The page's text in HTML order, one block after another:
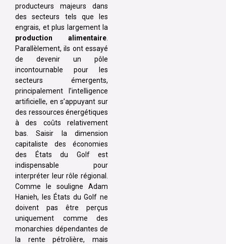
producteurs majeurs dans
des secteurs tels que les
engrais, et plus largement la
production alimentaire
Parallèlement, ils ont essayé
de devenir un pôle
incontournable pour les
secteurs émergents,
principalement l’intelligence
artificielle, en s’appuyant sur
des ressources énergétiques
à des coûts relativement
bas. Saisir la dimension
capitaliste des économies
des États du Golf est
indispensable pour
interpréter leur rôle régional.
Comme le souligne Adam
Hanieh, les États du Golf ne
doivent pas être perçus
uniquement comme des
monarchies dépendantes de
la rente pétrolière, mais